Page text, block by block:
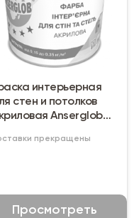
интерьерная
стен и потолков
Anserglob
прекращены
Просмотреть